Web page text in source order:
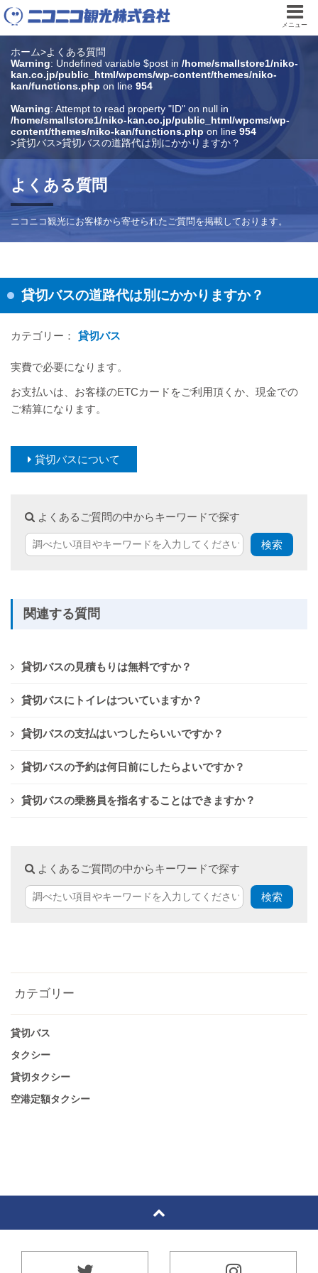
メニュー
ホーム>よくある質問
Warning: Undefined variable $post in /home/smallstore1/niko-
kan.co.jp/public_html/wpcms/wp-content/themes/niko-
kan/functions.php on line 954
Warning: Attempt to read property "ID" on null in
/home/smallstore1/niko-kan.co.jp/public_html/wpcms/wp-
content/themes/niko-kan/functions.php on line 954
>貸切バス>貸切バスの道路代は別にかかりますか？
よくある質問
ニコニコ観光にお客様から寄せられたご質問を掲載しております。
貸切バスの道路代は別にかかりますか？
カテゴリー： 貸切バス
実費で必要になります。
お支払いは、お客様のETCカードをご利用頂くか、現金での
ご精算になります。
貸切バスについて
よくあるご質問の中からキーワードで探す
関連する質問
貸切バスの見積もりは無料ですか？
貸切バスにトイレはついていますか？
貸切バスの支払はいつしたらいいですか？
貸切バスの予約は何日前にしたらよいですか？
貸切バスの乗務員を指名することはできますか？
よくあるご質問の中からキーワードで探す
カテゴリー
貸切バス
タクシー
貸切タクシー
空港定額タクシー